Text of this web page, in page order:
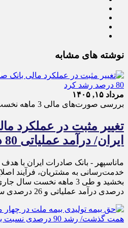
نوشته های مشابه
مرداد ۱۵, ۱۴۰۵
بررسی صورت‌های مالی 3 ماهه نخست 1405 نشان داد
تغییر مثبت در عملکرد
ایران/ درآمد عملیاتی 80 درصد رشد کرد
ماناسپهر - ​بانک صادرات ایران با هدف
خدمت‌رسانی به مشتریان، فرآیند
درصدی درآمد عملیاتی و 26 درصدی سود خالص شد.